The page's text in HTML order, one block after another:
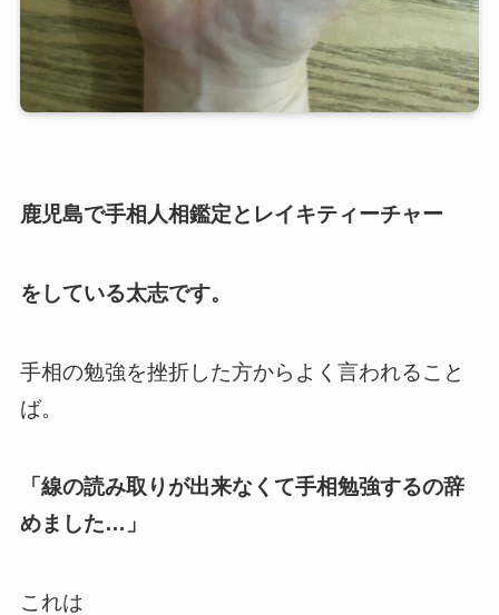
鹿児島で手相人相鑑定とレイキティーチャー
をしている太志です。
手相の勉強を挫折した方からよく言われること
ば。
「線の読み取りが出来なくて手相勉強するの辞
めました…」
これは